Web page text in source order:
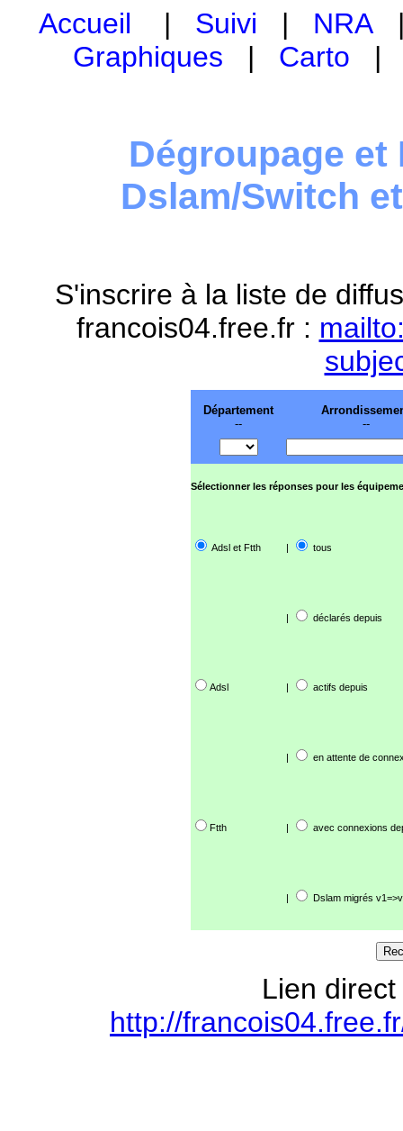
Accueil | Suivi | NRA
Graphiques | Carto
Dégroupage et
Dslam/Switch
S'inscrire à la liste de
francois04.free.fr :
Département
--
--
Sélectionner les réponses pour les
Adsl et Ftth | tous
| déclarés depuis
Adsl | actifs depuis
| en attente de
Ftth | avec connexions
| Dslam migrés
Lien
http://